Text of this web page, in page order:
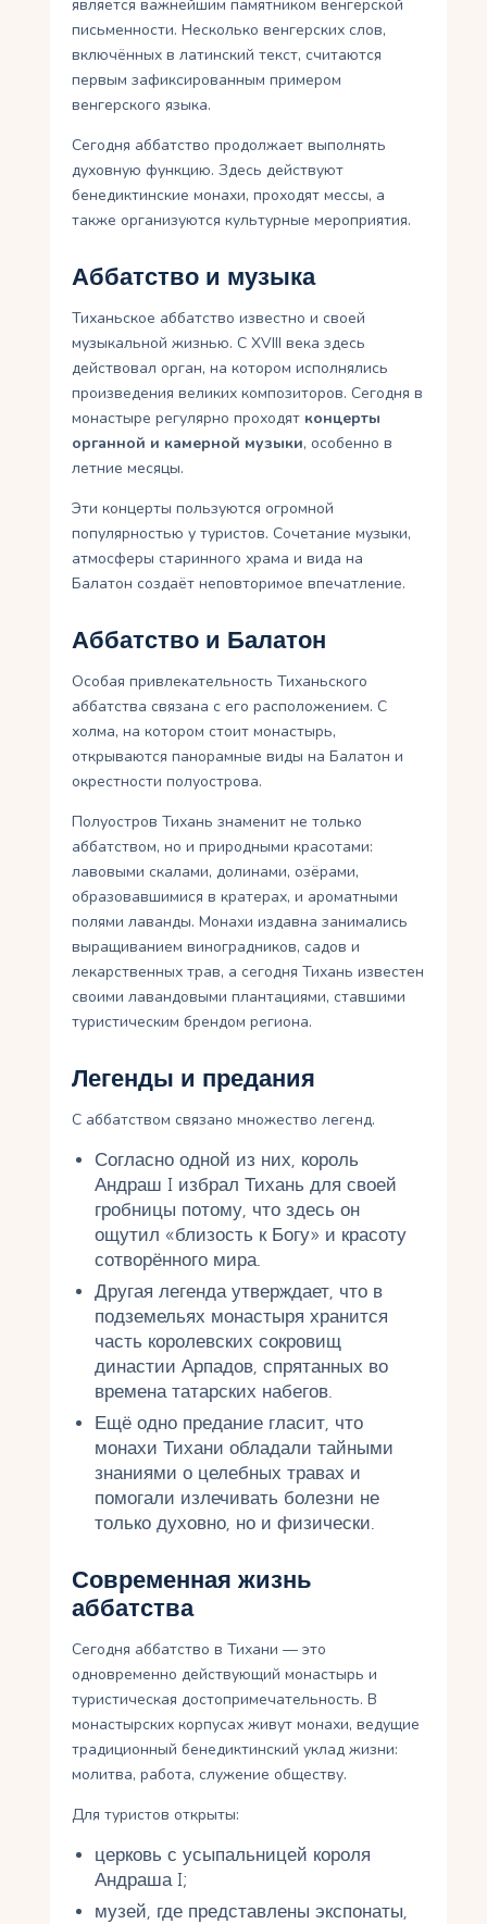
является важнейшим памятником венгерской
письменности. Несколько венгерских слов,
включённых в латинский текст, считаются
первым зафиксированным примером
венгерского языка.
Сегодня аббатство продолжает выполнять
духовную функцию. Здесь действуют
бенедиктинские монахи, проходят мессы, а
также организуются культурные мероприятия.
Аббатство и музыка
Тиханьское аббатство известно и своей
музыкальной жизнью. С XVIII века здесь
действовал орган, на котором исполнялись
произведения великих композиторов. Сегодня в
монастыре регулярно проходят концерты
органной и камерной музыки, особенно в
летние месяцы.
Эти концерты пользуются огромной
популярностью у туристов. Сочетание музыки,
атмосферы старинного храма и вида на
Балатон создаёт неповторимое впечатление.
Аббатство и Балатон
Особая привлекательность Тиханьского
аббатства связана с его расположением. С
холма, на котором стоит монастырь,
открываются панорамные виды на Балатон и
окрестности полуострова.
Полуостров Тихань знаменит не только
аббатством, но и природными красотами:
лавовыми скалами, долинами, озёрами,
образовавшимися в кратерах, и ароматными
полями лаванды. Монахи издавна занимались
выращиванием виноградников, садов и
лекарственных трав, а сегодня Тихань известен
своими лавандовыми плантациями, ставшими
туристическим брендом региона.
Легенды и предания
С аббатством связано множество легенд.
Согласно одной из них, король
Андраш I избрал Тихань для своей
гробницы потому, что здесь он
ощутил «близость к Богу» и красоту
сотворённого мира.
Другая легенда утверждает, что в
подземельях монастыря хранится
часть королевских сокровищ
династии Арпадов, спрятанных во
времена татарских набегов.
Ещё одно предание гласит, что
монахи Тихани обладали тайными
знаниями о целебных травах и
помогали излечивать болезни не
только духовно, но и физически.
Современная жизнь
аббатства
Сегодня аббатство в Тихани — это
одновременно действующий монастырь и
туристическая достопримечательность. В
монастырских корпусах живут монахи, ведущие
традиционный бенедиктинский уклад жизни:
молитва, работа, служение обществу.
Для туристов открыты:
церковь с усыпальницей короля
Андраша I;
музей, где представлены экспонаты,